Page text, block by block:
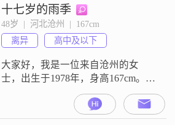
和乐趣##3002##我学历是高中及以
下，但我认为学历并不是衡量一个
人的全部标准##3002##我热爱生
活，真诚可靠，喜欢精致的生活方
式##30
十七岁的雨季
48岁  |  河北沧州  |  167cm
离异
高中及以下
大家好，我是一位来自沧州的女
士，出生于1978年，身高167cm。我
的收入适中，每月在3000元以下。
虽然我的学历是高中及以下，但我
一直保持着独立自信的生活态度。